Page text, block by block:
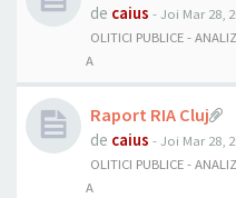
de caius - Joi Mar 28,
OLITICI PUBLICE -
A
Raport RIA Cluj
de caius - Joi Mar 28,
OLITICI PUBLICE -
A